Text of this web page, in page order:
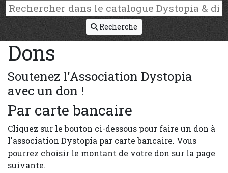
Recherche
Dons
Soutenez l'Association Dystopia
avec un don !
Par carte bancaire
Cliquez sur le bouton ci-dessous pour faire un don à
l'association Dystopia par carte bancaire. Vous
pourrez choisir le montant de votre don sur la page
suivante.